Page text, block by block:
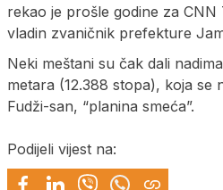
rekao je prošle godine za
vladin zvaničnik prefekture
Neki meštani su čak dali
metara (12.388 stopa), koja se
Fudži-san, “planina smeća”.
Podijeli vijest na: